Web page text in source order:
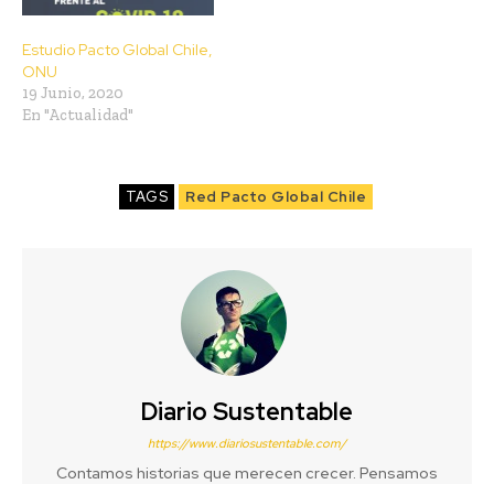
Estudio Pacto Global Chile,
ONU
19 Junio, 2020
En "Actualidad"
TAGS Red Pacto Global Chile
Diario Sustentable
https://www.diariosustentable.com/
Contamos historias que merecen crecer. Pensamos